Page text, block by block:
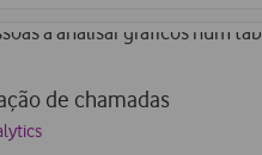
de chamadas